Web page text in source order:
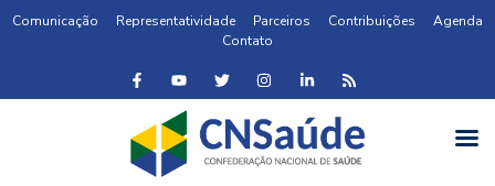
Comunicação Representatividade Parceiros Contribuições
Agenda
Contato